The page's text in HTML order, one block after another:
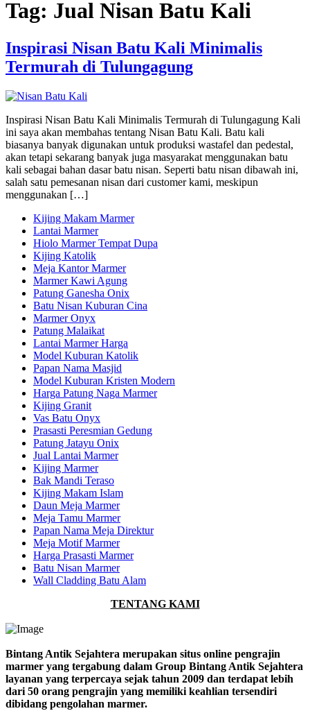
Tag: Jual Nisan Batu Kali
Inspirasi Nisan Batu Kali Minimalis
Termurah di Tulungagung
Inspirasi Nisan Batu Kali Minimalis Termurah di Tulungagung Kali
ini saya akan membahas tentang Nisan Batu Kali. Batu kali
biasanya banyak digunakan untuk produksi wastafel dan pedestal,
akan tetapi sekarang banyak juga masyarakat menggunakan batu
kali sebagai bahan dasar batu nisan. Seperti batu nisan dibawah ini,
salah satu pemesanan nisan dari customer kami, meskipun
menggunakan […]
Kijing Makam Marmer
Lantai Marmer
Hiolo Marmer Tempat Dupa
Kijing Katolik
Meja Kantor Marmer
Marmer Kawi Agung
Patung Ganesha Onix
Batu Nisan Kuburan Cina
Marmer Onyx
Patung Malaikat
Lantai Marmer Harga
Model Kuburan Katolik
Papan Nama Masjid
Model Kuburan Kristen Modern
Harga Patung Naga Marmer
Kijing Granit
Vas Batu Onyx
Prasasti Peresmian Gedung
Patung Jatayu Onix
Jual Lantai Marmer
Kijing Marmer
Bak Mandi Teraso
Kijing Makam Islam
Daun Meja Marmer
Meja Tamu Marmer
Papan Nama Meja Direktur
Meja Motif Marmer
Harga Prasasti Marmer
Batu Nisan Marmer
Wall Cladding Batu Alam
TENTANG KAMI
Bintang Antik Sejahtera merupakan situs online pengrajin
marmer yang tergabung dalam Group Bintang Antik Sejahtera
layanan yang terpercaya sejak tahun 2009 dan terdapat lebih
dari 50 orang pengrajin yang memiliki keahlian tersendiri
dibidang pengolahan marmer.